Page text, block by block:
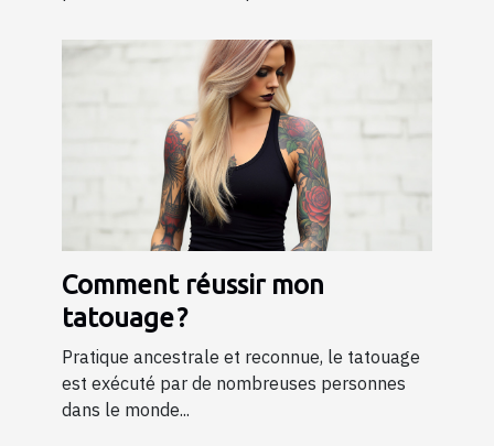
Comment réussir mon
tatouage ?
Pratique ancestrale et reconnue, le tatouage
est exécuté par de nombreuses personnes
dans le monde...